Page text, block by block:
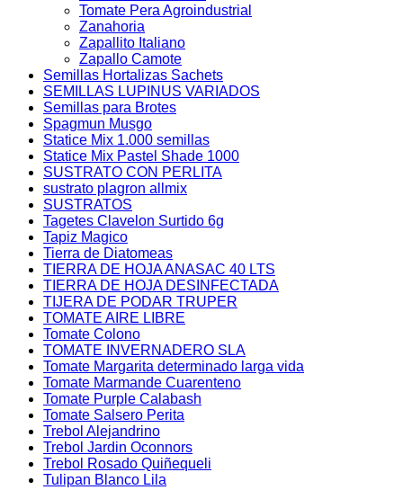
Tomate Pera Agroindustrial
Zanahoria
Zapallito Italiano
Zapallo Camote
Semillas Hortalizas Sachets
SEMILLAS LUPINUS VARIADOS
Semillas para Brotes
Spagmun Musgo
Statice Mix 1.000 semillas
Statice Mix Pastel Shade 1000
SUSTRATO CON PERLITA
sustrato plagron allmix
SUSTRATOS
Tagetes Clavelon Surtido 6g
Tapiz Magico
Tierra de Diatomeas
TIERRA DE HOJA ANASAC 40 LTS
TIERRA DE HOJA DESINFECTADA
TIJERA DE PODAR TRUPER
TOMATE AIRE LIBRE
Tomate Colono
TOMATE INVERNADERO SLA
Tomate Margarita determinado larga vida
Tomate Marmande Cuarenteno
Tomate Purple Calabash
Tomate Salsero Perita
Trebol Alejandrino
Trebol Jardin Oconnors
Trebol Rosado Quiñequeli
Tulipan Blanco Lila